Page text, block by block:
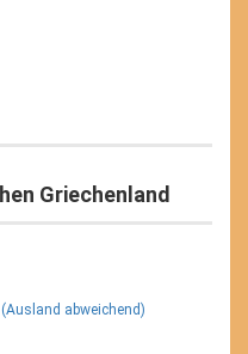
Griechenland
(Ausland abweichend)